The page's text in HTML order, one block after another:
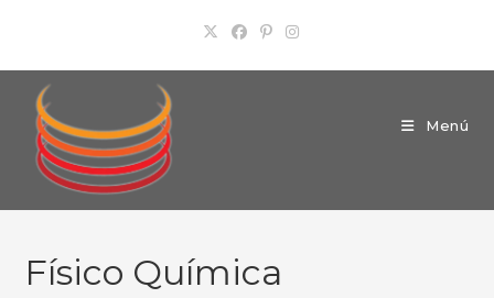
contenido
Menú
Físico Química